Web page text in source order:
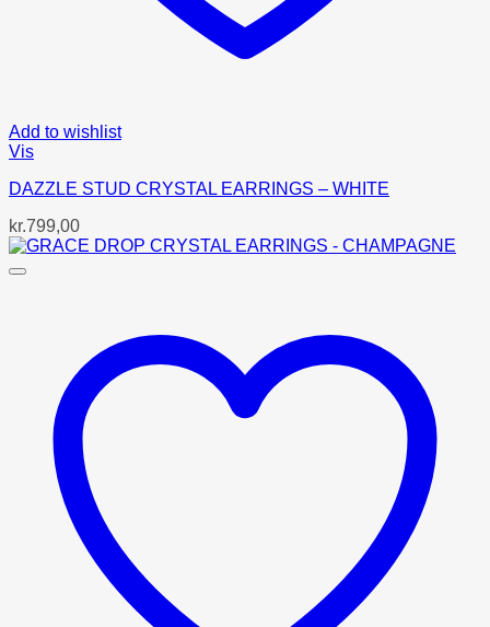
Add to wishlist
Vis
DAZZLE STUD CRYSTAL EARRINGS – WHITE
kr.799,00